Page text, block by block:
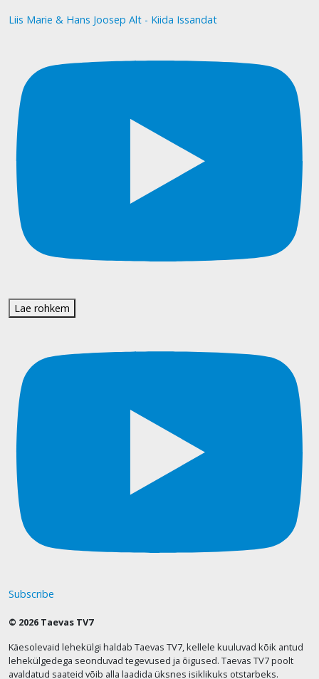
Liis Marie & Hans Joosep Alt - Kiida Issandat
Lae rohkem
Subscribe
© 2026 Taevas TV7
Käesolevaid lehekülgi haldab Taevas TV7, kellele kuuluvad kõik antud
lehekülgedega seonduvad tegevused ja õigused. Taevas TV7 poolt
avaldatud saateid võib alla laadida üksnes isiklikuks otstarbeks.